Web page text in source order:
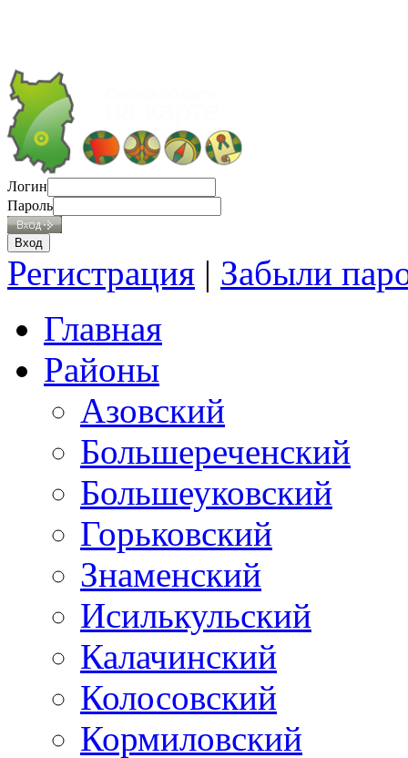
Логин
Пароль
Регистрация | Забыли
Главная
Районы
Азовский
Большереченский
Большеуковский
Горьковский
Знаменский
Исилькульский
Калачинский
Колосовский
Кормиловский